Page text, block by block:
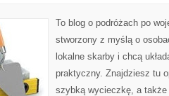
To blog o podróżach po
stworzony z myślą o
lokalne skarby i chcą
praktyczny. Znajdziesz tu
szybką wycieczkę, a także